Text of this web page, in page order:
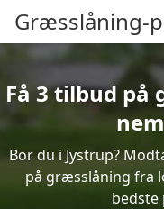
Græsslåning-
Få 3 tilbud på
Bor du i Jystrup?
på græsslåning fra
bedste